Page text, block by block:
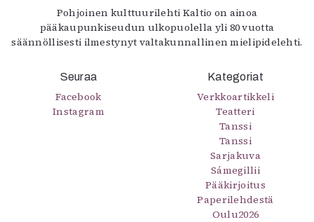
Pohjoinen kulttuurilehti Kaltio on ainoa
pääkaupunkiseudun ulkopuolella yli 80 vuotta
säännöllisesti ilmestynyt valtakunnallinen mielipidelehti.
Seuraa
Facebook
Instagram
Kategoriat
Verkkoartikkeli
Teatteri
Tanssi
Tanssi
Sarjakuva
Sámegillii
Pääkirjoitus
Paperilehdestä
Oulu2026